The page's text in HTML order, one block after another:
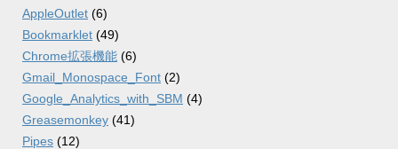
AppleOutlet (6)
Bookmarklet (49)
Chrome拡張機能 (6)
Gmail_Monospace_Font (2)
Google_Analytics_with_SBM (4)
Greasemonkey (41)
Pipes (12)